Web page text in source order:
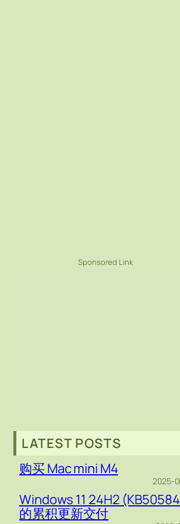
Sponsored Link
LATEST POSTS
购买 Mac mini M4
2025-
Windows 11 24H2
的累积更新交付